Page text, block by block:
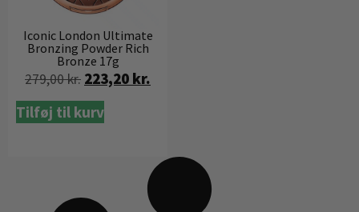
Iconic London Ultimate
Bronzing Powder Rich
Bronze 17g
279,00kr. 223,20 kr.
Tilføj til kurv